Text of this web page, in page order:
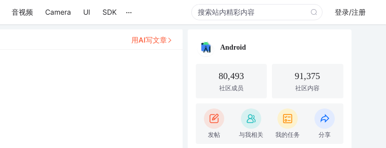
音视频 Camera UI SDK ... 登录/注册
用AI写文章
Android
80,493
社区成员
91,375
社区内容
发帖 与我相关 我的任务 分享